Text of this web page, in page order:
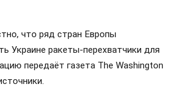
что ряд стран Европы
Украине ракеты-перехватчики для
передаёт газета The Washington